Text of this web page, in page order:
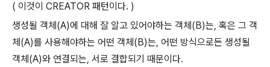
( 이것이 CREATOR 패턴이다. )
생성될 객체(A)에 대해 잘 알고 있어야하는 객체(B)는, 혹은 그 객
체(A)를 사용해야하는 어떤 객체(B)는, 어떤 방식으로든 생성될
객체(A)와 연결되는, 서로 결합되기 때문이다.